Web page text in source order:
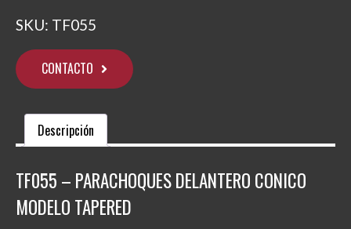
SKU: TF055
CONTACTO
Descripción
TF055 – PARACHOQUES DELANTERO CONICO
MODELO TAPERED